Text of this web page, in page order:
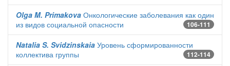
Olga M. Primakova Онкологические заболевания как один
из видов социальной опасности
106-111
Natalia S. Svidzinskaia Уровень сформированности
коллектива группы
112-114